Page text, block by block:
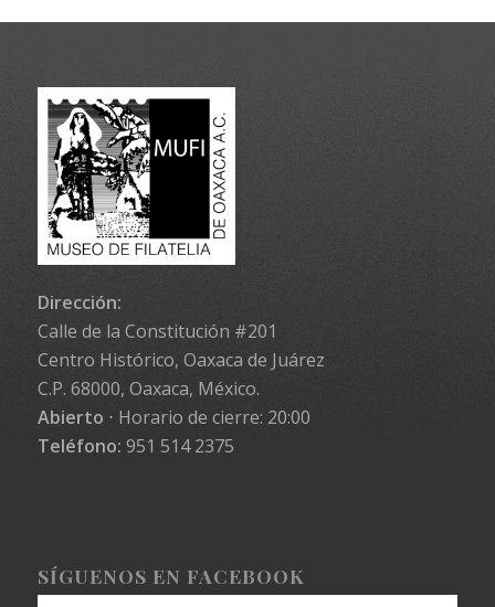
Dirección:
Calle de la Constitución #201
Centro Histórico, Oaxaca de Juárez
C.P. 68000, Oaxaca, México.
Abierto ⋅ Horario de cierre: 20:00
Teléfono: 951 514 2375
SÍGUENOS EN FACEBOOK